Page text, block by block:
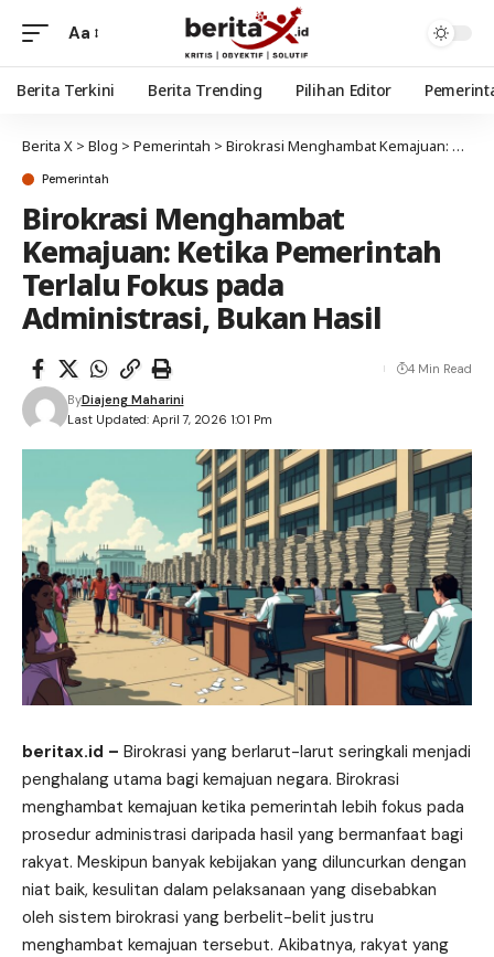
Aa
Berita Terkini Berita Trending Pilihan Editor
Berita X > Blog > Pemerintah > Birokrasi Menghambat Kemajuan: Ketika Pemerintah Terlalu Fokus pada Administrasi, Bukan Hasil
Pemerintah
Birokrasi Menghambat
Kemajuan: Ketika Pemerintah
Terlalu Fokus pada
Administrasi, Bukan Hasil
Last Updated: April 7, 2026 1:01 Pm
ByDiajeng Maharini
4 Min Read
beritax.id – Birokrasi yang berlarut-larut seringkali menjadi
penghalang utama bagi kemajuan negara. Birokrasi
menghambat kemajuan ketika pemerintah lebih fokus pada
prosedur administrasi daripada hasil yang bermanfaat bagi
rakyat. Meskipun banyak kebijakan yang diluncurkan dengan
niat baik, kesulitan dalam pelaksanaan yang disebabkan
oleh sistem birokrasi yang berbelit-belit justru
menghambat kemajuan tersebut. Akibatnya, rakyat yang